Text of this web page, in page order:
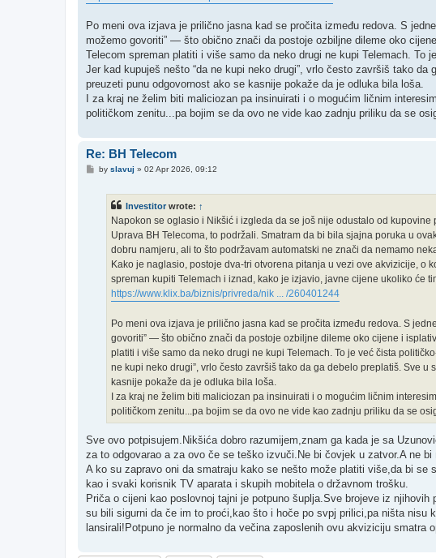
Po meni ova izjava je prilično jasna kad se pročita između redova. S
možemo govoriti” — što obično znači da postoje ozbiljne dileme oko
Telecom spreman platiti i više samo da neko drugi ne kupi Telemach.
Jer kad kupuješ nešto “da ne kupi neko drugi”, vrlo često završiš tako
preuzeti punu odgovornost ako se kasnije pokaže da je odluka bila loša.
I za kraj ne želim biti maliciozan pa insinuirati i o mogućim ličnim
političkom zenitu...pa bojim se da ovo ne vide kao zadnju priliku da se
Re: BH Telecom
Pby slavuj » 02 Apr 2026, 09:12
Investitor wrote: ↑
Napokon se oglasio i Nikšić i izgleda da se još nije odustalo od
Uprava BH Telecoma, to podržali. Smatram da bi bila sjajna poruka u
dobru namjeru, ali to što podržavam automatski ne znači da nemamo
Kako je naglasio, postoje dva-tri otvorena pitanja u vezi ove akvizicije, o
spreman kupiti Telemach i iznad, kako je izjavio, javne cijene ukoliko će
https://www.klix.ba/biznis/privreda/nik ... /260401244
Po meni ova izjava je prilično jasna kad se pročita između redova. S
govoriti” — što obično znači da postoje ozbiljne dileme oko cijene i
platiti i više samo da neko drugi ne kupi Telemach. To je već čista
ne kupi neko drugi”, vrlo često završiš tako da ga debelo preplatiš. Sve
kasnije pokaže da je odluka bila loša.
I za kraj ne želim biti maliciozan pa insinuirati i o mogućim ličnim
političkom zenitu...pa bojim se da ovo ne vide kao zadnju priliku da se
Sve ovo potpisujem.Nikšića dobro razumijem,znam ga kada je sa
za to odgovarao a za ovo če se teško izvuči.Ne bi čovjek u zatvor.A ne bi
A ko su zapravo oni da smatraju kako se nešto može platiti više,da bi se
kao i svaki korisnik TV aparata i skupih mobitela o državnom trošku.
Priča o cijeni kao poslovnoj tajni je potpuno šuplja.Sve brojeve iz
su bili sigurni da če im to proći,kao što i hoče po svpj prilici,pa ništa
lansirali!Potpuno je normalno da večina zaposlenih ovu akviziciju smatra